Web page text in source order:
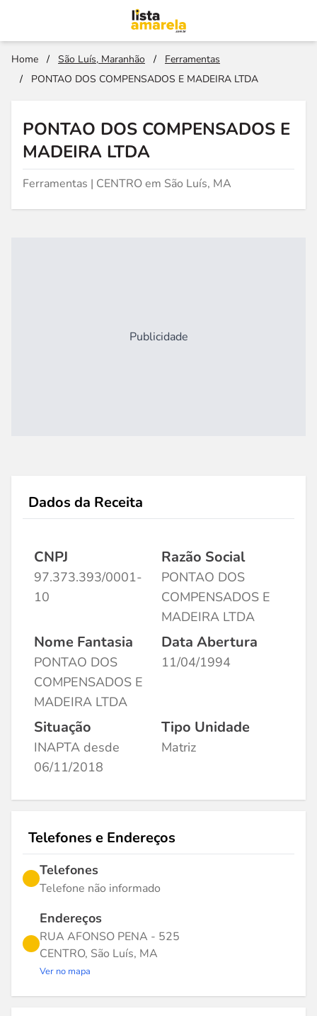
Home / São Luís, Maranhão /
Ferramentas
/
PONTAO DOS COMPENSADOS E MADEIRA LTDA
PONTAO DOS COMPENSADOS E
MADEIRA LTDA
Ferramentas | CENTRO em São Luís, MA
Publicidade
Dados da Receita
CNPJ
97.373.393/0001-
10
Razão Social
PONTAO DOS
COMPENSADOS E
MADEIRA LTDA
Nome Fantasia
PONTAO DOS
COMPENSADOS E
MADEIRA LTDA
Data Abertura
11/04/1994
Situação
INAPTA desde
06/11/2018
Tipo Unidade
Matriz
Telefones e Endereços
Telefones
Telefone não informado
Endereços
RUA AFONSO PENA - 525
CENTRO, São Luís, MA
Ver no mapa